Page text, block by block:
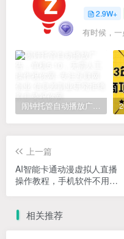
2.9W+
有时候，
闹钟托管自动播放广告，单机5-10，无需人工操作
上一篇
AI智能卡通动漫虚拟人直播
操作教程，手机软件不用电
相关推荐